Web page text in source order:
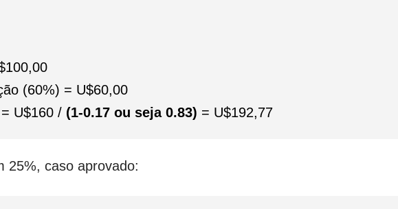
(60%) = U$60,00
U$160 / (1-0.17 ou seja 0.83) = U$192,77
25%, caso aprovado: